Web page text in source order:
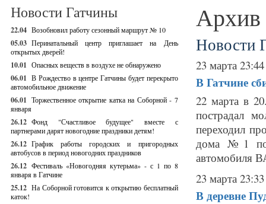
Новости Гатчины
22.04 Возобновил работу сезонный маршрут № 10
05.03 Перинатальный центр приглашает на День
открытых дверей!
10.01 Опасных веществ в воздухе не обнаружено
06.01 В Рождество в центре Гатчины будет перекрыто
автомобильное движение
06.01 Торжественное открытие катка на Соборной - 7
января
26.12 Фонд "Счастливое будущее" вместе с
партнерами дарят новогодние праздники детям!
26.12 График работы городских и пригородных
автобусов в период новогодних праздников
26.12 Фестиваль «Новогодняя кутерьма» - с 1 по 8
января в Гатчине
25.12 На Соборной готовится к открытию бесплатный
каток!
Архив
Новости
23 марта 23:44
В Гатчине
22 марта в
пострадал
переходил
дома №1 по
автомобиля
23 марта 23:33
В деревне